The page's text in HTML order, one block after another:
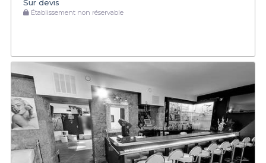
Sur devis
Établissement non réservable